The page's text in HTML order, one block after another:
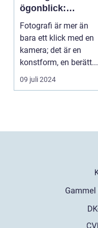
ögonblick:
Fotografens värld
Fotografi är mer än
bara ett klick med en
kamera; det är en
konstform, en berätt...
09 juli 2024